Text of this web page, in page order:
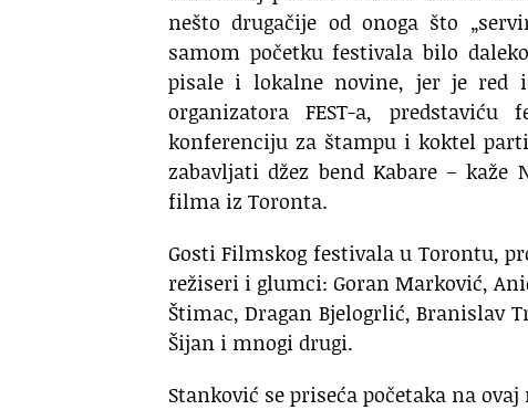
nešto drugačije od onoga što
samom početku festivala bilo
pisale i lokalne novine, jer je red
organizatora FEST-a,
konferenciju za štampu i koktel
zabavljati džez bend Kabare – kaže
filma iz Toronta.
Gosti Filmskog festivala u Torontu,
režiseri i glumci: Goran Marković,
Štimac, Dragan Bjelogrlić, Branislav
Šijan i mnogi drugi.
Stanković se priseća početaka na